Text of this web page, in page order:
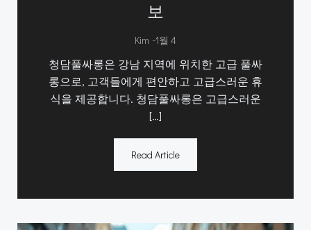
보
Kim -1월 4
청담풀싸롱은 강남 지역에 위치한 고급 풀싸
롱으로, 고객들에게 편안하고 고급스러운 휴
식을 제공합니다. 청담풀싸롱은 고급스러운
[…]
Read Article